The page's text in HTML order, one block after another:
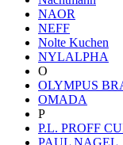
NAOR
NEFF
Nolte Kuchen
NYLALPHA
O
OLYMPUS
OMADA
P
P.L. PROFF
PAUL NAGEL